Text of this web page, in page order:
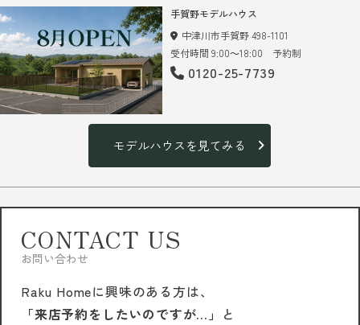
手賀野モデルハウス
中津川市手賀野 498-1101
受付時間 9:00～18:00 予約制
0120-25-7739
モデルハウスを見てみる
CONTACT US
お問い合わせ
Raku Homeに興味のある方は、
「来店予約をしたいのですが…」 と